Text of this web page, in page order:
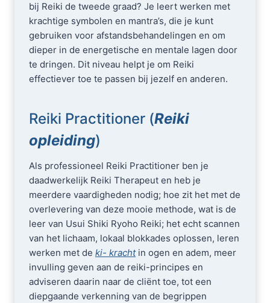
bij Reiki de tweede graad? Je leert werken met
krachtige symbolen en mantra’s, die je kunt
gebruiken voor afstandsbehandelingen en om
dieper in de energetische en mentale lagen door
te dringen. Dit niveau helpt je om Reiki
effectiever toe te passen bij jezelf en anderen.
Reiki Practitioner (Reiki
opleiding)
Als professioneel Reiki Practitioner ben je
daadwerkelijk Reiki Therapeut en heb je
meerdere vaardigheden nodig; hoe zit het met de
overlevering van deze mooie methode, wat is de
leer van Usui Shiki Ryoho Reiki; het echt scannen
van het lichaam, lokaal blokkades oplossen, leren
werken met de ki- kracht in ogen en adem, meer
invulling geven aan de reiki-principes en
adviseren daarin naar de cliënt toe, tot een
diepgaande verkenning van de begrippen